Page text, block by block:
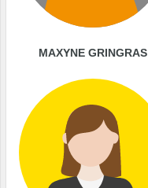
MAXYNE GRINGRAS